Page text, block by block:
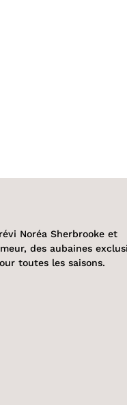
Noréa Sherbrooke et
des aubaines
toutes les saisons.